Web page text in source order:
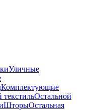
Уличные
Комплектующие
текстильОстальной
ШторыОстальная